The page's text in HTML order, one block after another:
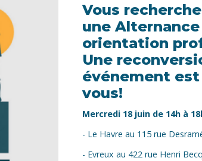
Vous
une
orientation
Une
événement
vous!
Mercredi 18 juin de 14h à
- Le Havre au 115 rue
- Evreux au 422 rue Henri